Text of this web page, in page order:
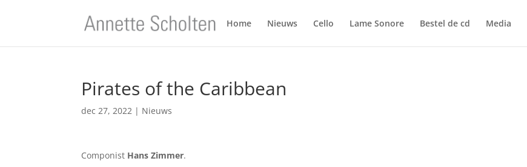
Home Nieuws Cello Lame Sonore Bestel de cd Media
Pirates of the Caribbean
dec 27, 2022 | Nieuws
Componist Hans Zimmer.